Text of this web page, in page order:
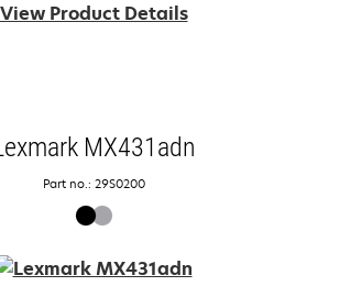
View Product Details
MX431adn
Part no.: 29S0200